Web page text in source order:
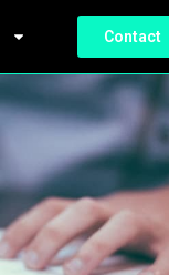
Contact